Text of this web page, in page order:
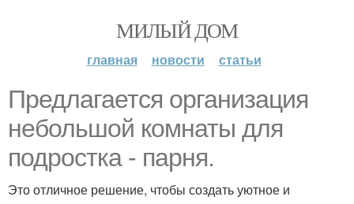
МИЛЫЙ ДОМ
главная новости статьи
Предлагается организация
небольшой комнаты для
подростка - парня.
Это отличное решение, чтобы создать уютное и